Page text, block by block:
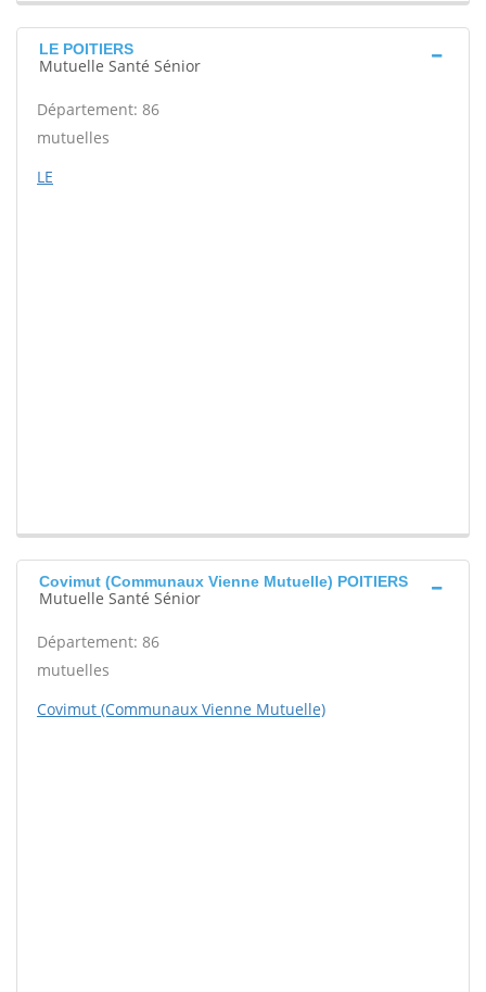
LE POITIERS
Mutuelle Santé Sénior
Département: 86
mutuelles
LE
Covimut (Communaux Vienne Mutuelle) POITIERS
Mutuelle Santé Sénior
Département: 86
mutuelles
Covimut (Communaux Vienne Mutuelle)